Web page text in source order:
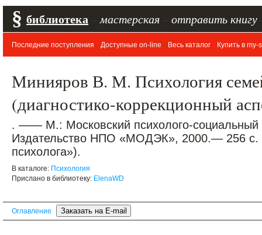
§ библиотека мастерская отправить книгу
Последние поступления Доступные on-line Весь каталог Купить в my-
Минияров В. М. Психология
(диагностико-коррекционный
. —— М.: Московский психолого-социальный
Издательство НПО «МОДЭК», 2000.— 256 с.
психолога»).
В каталоге: Психология
Прислано в библиотеку: ElenaWD
Оглавление